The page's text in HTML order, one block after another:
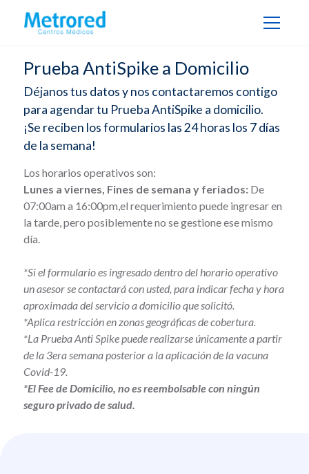
Prueba AntiSpike a Domicilio
Déjanos tus datos y nos contactaremos contigo
para agendar tu Prueba AntiSpike a domicilio.
¡Se reciben los formularios las 24 horas los 7 días
de la semana!
Los horarios operativos son:
Lunes a viernes, Fines de semana y feriados:De
07:00am a 16:00pm,el requerimiento puede ingresar en
la tarde, pero posiblemente no se gestione ese mismo
día.
*Si el formulario es ingresado dentro del horario operativo
un asesor se contactará con usted, para indicar fecha y hora
aproximada del servicio a domicilio que solicitó.
*Aplica restricción en zonas geográficas de cobertura.
*La Prueba Anti Spike puede realizarse únicamente a partir
de la 3era semana posterior a la aplicación de la vacuna
Covid-19.
*El Fee de Domicilio, no es reembolsable con ningún
seguro privado de salud.